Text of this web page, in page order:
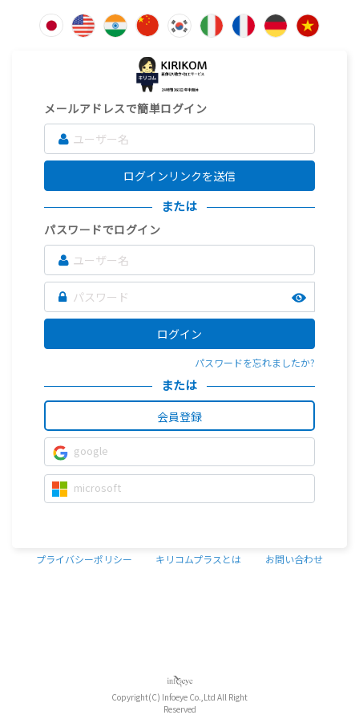
メールアドレスで簡単ログイン
ログインリンクを送信
または
パスワードでログイン
ログイン
パスワードを忘れましたか?
または
会員登録
google
microsoft
プライバシーポリシー キリコムプラスとは お問い合わせ
Copyright(C) Infoeye Co.,Ltd All Right
Reserved